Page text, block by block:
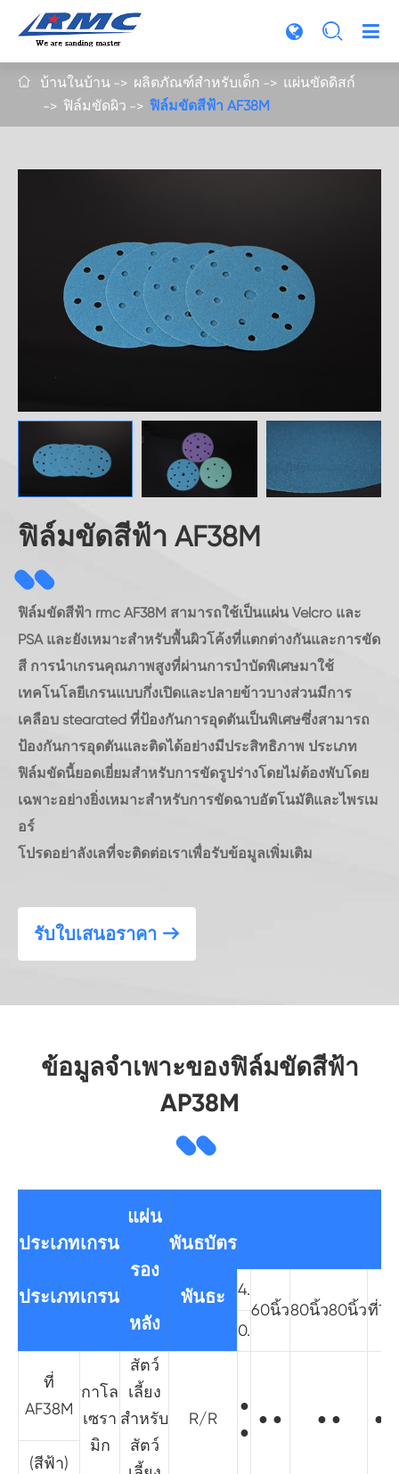

 บ้านในบ้าน ผลิตภัณฑ์สำหรับเด็ก
แผ่นขัดดิสก์
ฟิล์มขัดผิว
ฟิล์มขัดสีฟ้า AF38M
ฟิล์มขัดสีฟ้า AF38M
ฟิล์มขัดสีฟ้า rmc AF38M สามารถใช้เป็นแผ่น Velcro และ
PSA และยังเหมาะสำหรับพื้นผิวโค้งที่แตกต่างกันและการขัด
สี การนำเกรนคุณภาพสูงที่ผ่านการบำบัดพิเศษมาใช้
เทคโนโลยีเกรนแบบกึ่งเปิดและปลายข้าวบางส่วนมีการ
เคลือบ stearated ที่ป้องกันการอุดตันเป็นพิเศษซึ่งสามารถ
ป้องกันการอุดตันและติดได้อย่างมีประสิทธิภาพ ประเภท
ฟิล์มขัดนี้ยอดเยี่ยมสำหรับการขัดรูปร่างโดยไม่ต้องพับโดย
เฉพาะอย่างยิ่งเหมาะสำหรับการขัดฉาบอัตโนมัติและไพรเม
อร์
โปรดอย่าลังเลที่จะติดต่อเราเพื่อรับข้อมูลเพิ่มเติม
รับใบเสนอราคา 
ข้อมูลจำเพาะของฟิล์มขัดสีฟ้า
AP38M
ประเภท
ประเภท
เกรน
เกรน
แผ่น
รอง
หลัง
พันธบัตร
พันธะ
4.
60นิ้ว80นิ้ว80นิ้วที่
0.
ที่
AF38M
กาโล
เซรา
มิก
สัตว์
เลี้ยง
สำหรับ
สัตว์
R/R
●
●
● ● ● ● ● ●
(สีฟ้า)